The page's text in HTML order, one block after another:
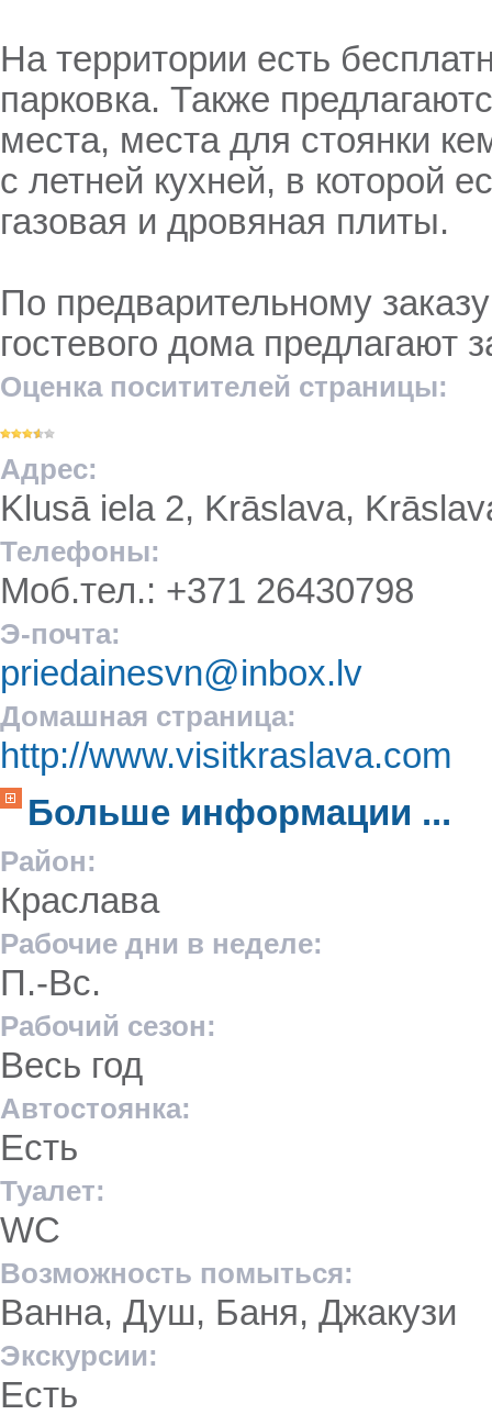
На территории есть
парковка. Также
места, места для стоянки
с летней кухней, в которой
газовая и дровяная плиты.
По предварительному
гостевого дома предлагают
Оценка поситителей страницы:
Адрес:
Klusā iela 2, Krāslava,
Телефоны:
Моб.тел.: +371 26430798
Э-почта:
priedainesvn@inbox.lv
Домашная страница:
http://www.visitkraslava.com
Больше информации ...
Район:
Краслава
Рабочие дни в неделе:
П.-Вс.
Рабочий сезон:
Весь год
Автостоянка:
Есть
Туалет:
WC
Возможность помыться:
Ванна, Душ, Баня, Джакузи
Экскурсии:
Есть